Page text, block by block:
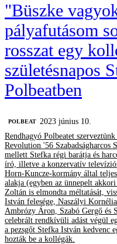
"Büszke
pályafutásom
rosszat egy
születésnapos
Polbeatben
‎POLBEAT
2023 június 10.
Rendhagyó Polbeatet
Revolution '56 Szabadságharcos
mellett Stefka régi barátja és
író, illetve a konzervatív
Horn-Kuncze-kormány által
alakja (egyben az ünnepelt
Zoltán is elmondta méltatását,
István felesége, Naszályi
Ambrózy Áron, Szabó Gergő és
celebrált rendkívüli adást végül
a pezsgőt Stefka István kedvenc
hozták be a kollégák.